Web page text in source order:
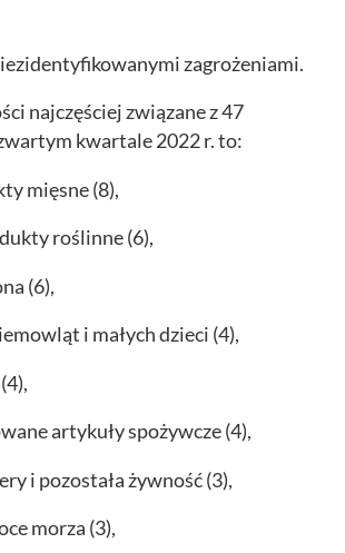
zagrożeniami.
najczęściej związane z 47
kwartale 2022 r. to:
mięsne (8),
roślinne (6),
(6),
i małych dzieci (4),
artykuły spożywcze (4),
i pozostała żywność (3),
morza (3),